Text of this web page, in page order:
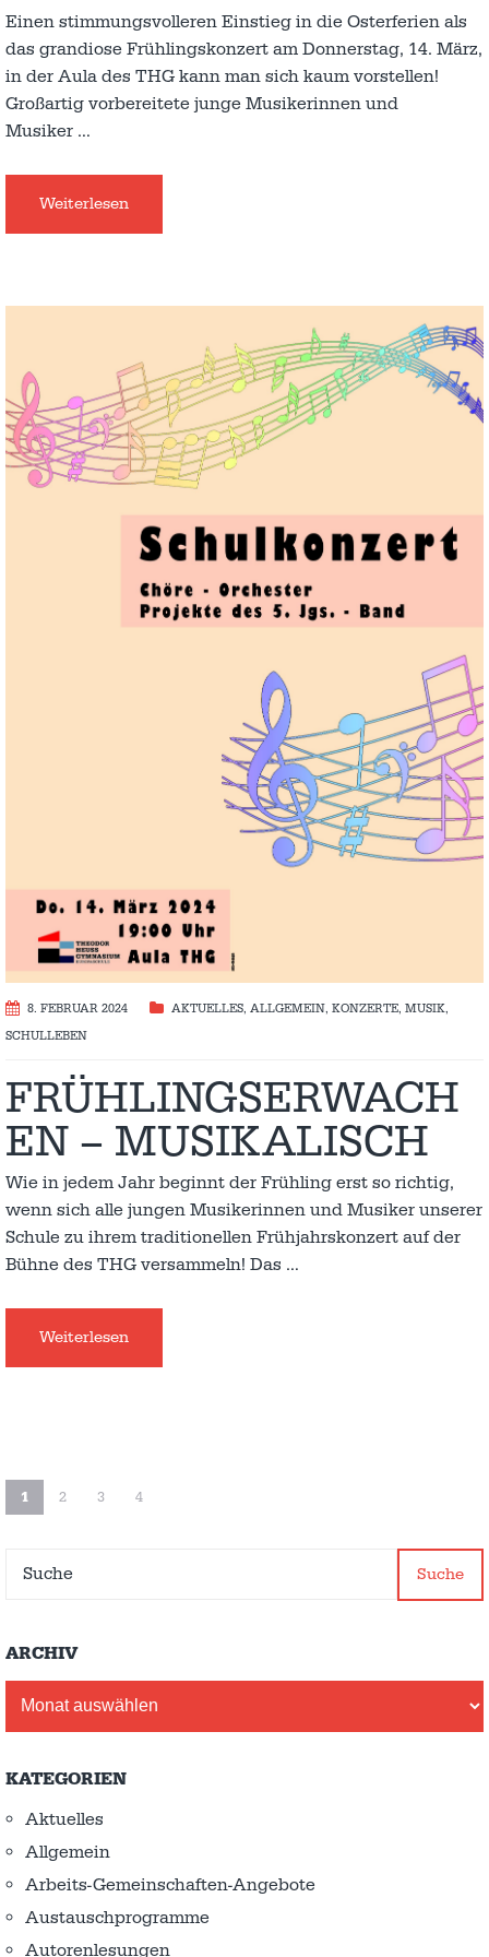
Einen stimmungsvolleren Einstieg in die Osterferien als
das grandiose Frühlingskonzert am Donnerstag, 14. März,
in der Aula des THG kann man sich kaum vorstellen!
Großartig vorbereitete junge Musikerinnen und
Musiker …
Weiterlesen
8. FEBRUAR 2024 AKTUELLES, ALLGEMEIN, KONZERTE, MUSIK,
SCHULLEBEN
FRÜHLINGSERWACH
EN – MUSIKALISCH
Wie in jedem Jahr beginnt der Frühling erst so richtig,
wenn sich alle jungen Musikerinnen und Musiker unserer
Schule zu ihrem traditionellen Frühjahrskonzert auf der
Bühne des THG versammeln! Das …
Weiterlesen
1 2 3 4
Suche
ARCHIV
KATEGORIEN
Aktuelles
Allgemein
Arbeits-Gemeinschaften-Angebote
Austausch­programme
Autorenlesungen